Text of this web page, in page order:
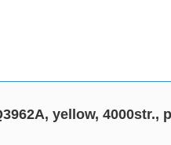
yellow, 4000str.,